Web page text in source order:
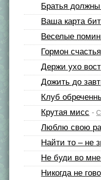
Братья
Ваша карта
Веселые
Гормон счастья
Держи ухо
Дожить до
Клуб
Крутая мисс -
Люблю свою
Найти то – не
Не буди во мне
Никогда не